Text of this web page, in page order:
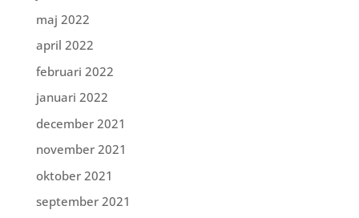
maj 2022
april 2022
februari 2022
januari 2022
december 2021
november 2021
oktober 2021
september 2021